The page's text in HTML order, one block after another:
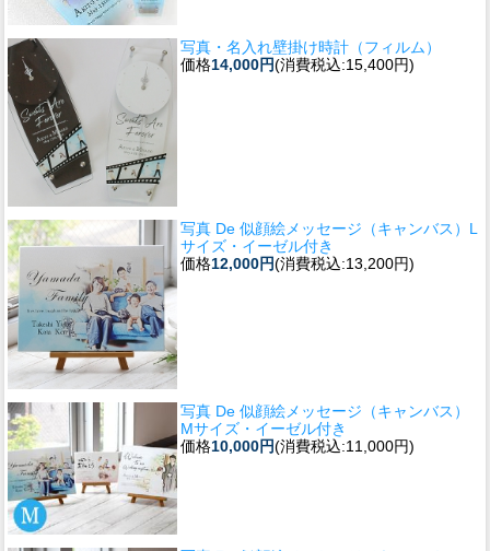
写真・名入れ壁掛け時計（フィルム）
価格14,000円(消費税込:15,400円)
写真 De 似顔絵メッセージ（キャンバス）L
サイズ・イーゼル付き
価格12,000円(消費税込:13,200円)
写真 De 似顔絵メッセージ（キャンバス）
Mサイズ・イーゼル付き
価格10,000円(消費税込:11,000円)